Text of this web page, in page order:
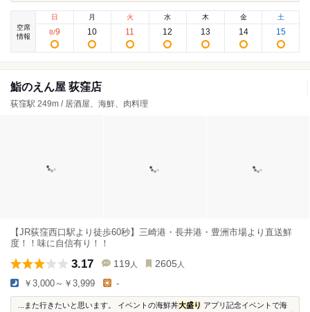
空席
情報
日
8/9
月
10
火
11
水
12
木
13
金
14
土
15
鮨のえん屋 荻窪店
荻窪駅 249m / 居酒屋、海鮮、肉料理
【JR荻窪西口駅より徒歩60秒】三崎港・長井港・豊洲市場より直送鮮
度！！味に自信有り！！
3.17 119 人 2605 人
￥3,000～￥3,999 -
...また行きたいと思います。 イベントの海鮮丼大盛り アプリ記念イベントで海